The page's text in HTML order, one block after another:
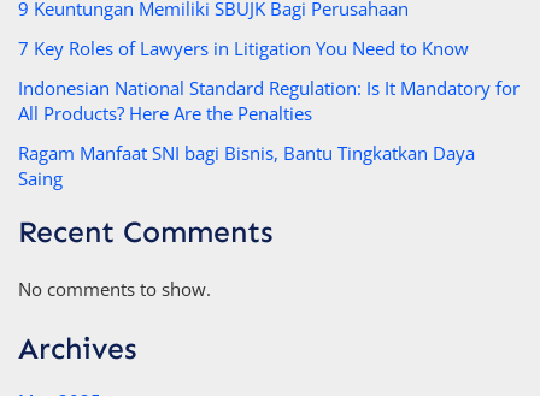
9 Keuntungan Memiliki SBUJK Bagi Perusahaan
7 Key Roles of Lawyers in Litigation You Need to Know
Indonesian National Standard Regulation: Is It Mandatory for
All Products? Here Are the Penalties
Ragam Manfaat SNI bagi Bisnis, Bantu Tingkatkan Daya
Saing
Recent Comments
No comments to show.
Archives